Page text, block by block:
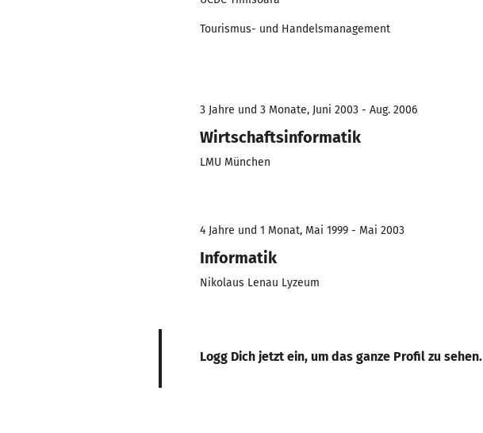
Tourismus- und Handelsmanagement
3 Jahre und 3 Monate, Juni 2003 - Aug. 2006
Wirtschaftsinformatik
LMU München
4 Jahre und 1 Monat, Mai 1999 - Mai 2003
Informatik
Nikolaus Lenau Lyzeum
Logg Dich jetzt ein, um das ganze Profil zu sehen.